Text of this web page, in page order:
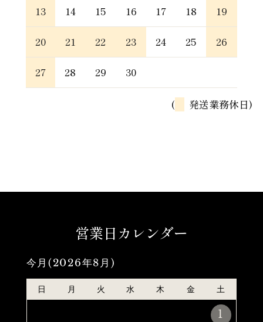
13 14 15 16 17 18 19
20 21 22 23 24 25 26
27 28 29 30
( 発送業務休日)
営業日カレンダー
今月(2026年8月)
日 月 火 水 木 金 土
1